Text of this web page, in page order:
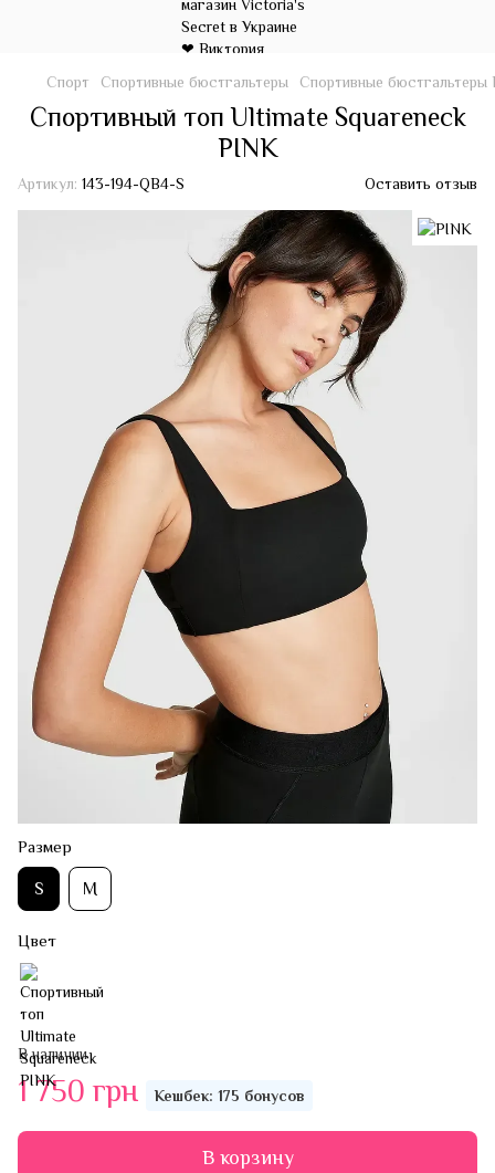
Спорт Спортивные бюстгальтеры Спортивные бюстгальтеры
Спортивный топ Ultimate Squareneck
PINK
Артикул: 143-194-QB4-S Оставить отзыв
Размер
S M
Цвет
В наличии
1 750 грн Кешбек: 175 бонусов
В корзину